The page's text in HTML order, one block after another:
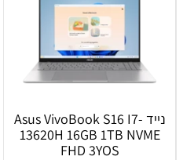
נייד Asus VivoBook S16 I7-
13620H 16GB 1TB NVME
FHD 3YOS